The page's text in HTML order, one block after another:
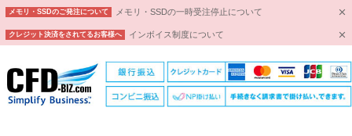
メモリ・SSDのご発注について メモリ・SSDの一時受注停止について
クレジット決済をされてるお客様へ インボイス制度について